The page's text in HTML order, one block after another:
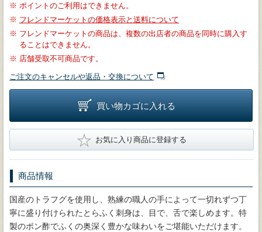
※ ポイントのご利用はできません。
※ フレンドマーケットの価格表示と送料について
※ フレンドマーケットの商品は、複数の出店者の商品を同時に購入す
ることはできません。
※ 店舗受取不可商品です。
ご注文のキャンセルや返品・交換について
買い物カゴに入れる
★ お気に入り商品に登録する
商品情報
国産のトラフグを使用し、熟練の職人の手によって一切れずつ丁
寧に盛り付けられたとらふく刺身は、目で、舌で楽しめます。特
製のポン酢でふくの奥深く豊かな味わいをご堪能いただけます。